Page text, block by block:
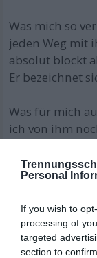
Personal
If you wish to
processing of
targeted
section to
Was mich so
jeden Weg mit
absolut blockt
Er bezeichnet
Was für mich
ich von ihm
Mein Kopf
nicht
10.08.2021 15:22•